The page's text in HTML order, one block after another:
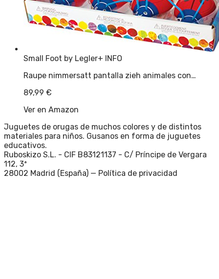
Small Foot by Legler+ INFO
Raupe nimmersatt pantalla zieh animales con…
89,99 €
Ver en Amazon
Juguetes de orugas de muchos colores y de distintos
materiales para niños. Gusanos en forma de juguetes
educativos.
Ruboskizo S.L. - CIF B83121137 - C/ Príncipe de Vergara
112, 3ª
28002 Madrid (España) — Política de privacidad